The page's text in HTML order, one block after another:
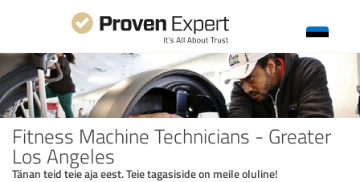
Fitness Machine Technicians - Greater
Los Angeles
Tänan teid teie aja eest. Teie tagasiside on meile oluline!